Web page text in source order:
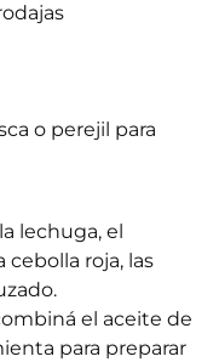
o perejil para
lechuga, el
cebolla roja, las
el aceite de
para preparar